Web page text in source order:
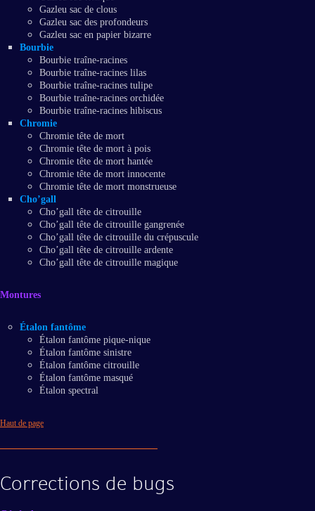
Gazleu sac de clous
Gazleu sac des profondeurs
Gazleu sac en papier bizarre
Bourbie
Bourbie traîne-racines
Bourbie traîne-racines lilas
Bourbie traîne-racines tulipe
Bourbie traîne-racines orchidée
Bourbie traîne-racines hibiscus
Chromie
Chromie tête de mort
Chromie tête de mort à pois
Chromie tête de mort hantée
Chromie tête de mort innocente
Chromie tête de mort monstrueuse
Cho’gall
Cho’gall tête de citrouille
Cho’gall tête de citrouille gangrenée
Cho’gall tête de citrouille du crépuscule
Cho’gall tête de citrouille ardente
Cho’gall tête de citrouille magique
Montures
Étalon fantôme
Étalon fantôme pique-nique
Étalon fantôme sinistre
Étalon fantôme citrouille
Étalon fantôme masqué
Étalon spectral
Haut de page
Corrections de bugs